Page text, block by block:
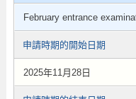
February entrance
申請時期的開始日期
2025年11月28日